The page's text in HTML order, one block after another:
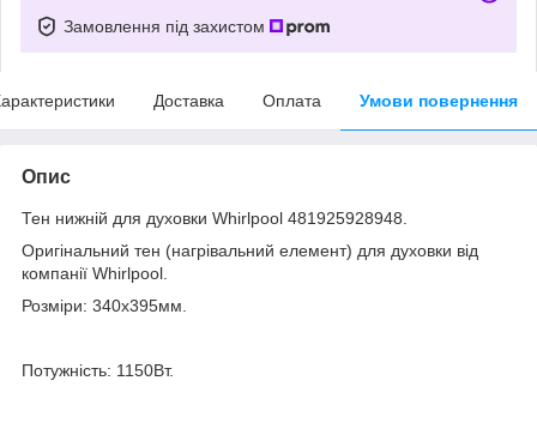
Замовлення під захистом
Доставка Оплата Умови повернення
Опис
Тен нижній для духовки Whirlpool 481925928948.
Оригінальний тен (нагрівальний елемент) для духовки від
компанії Whirlpool.
Розміри: 340х395мм.
Потужність: 1150Вт.